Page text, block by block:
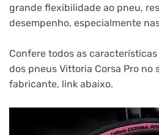
grande flexibilidade ao pneu,
desempenho, especialmente
Confere todos as
dos pneus Vittoria Corsa Pro no
fabricante, link abaixo.